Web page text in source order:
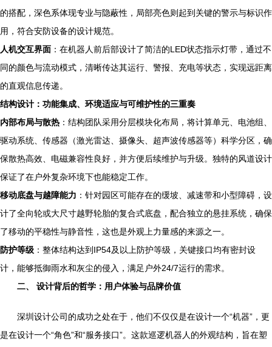
的搭配，深色系体现专业与隐蔽性，局部亮色则起到关键的警示与标识作
用，符合安防设备的设计规范。
人机交互界面 ：在机器人前后部设计了简洁的LED状态指示灯带，通过不
同的颜色与流动模式，清晰传达其运行、警报、充电等状态，实现远距离
的直观信息传递。
结构设计：功能集成、环境适应与可维护性的三重奏
内部布局与散热 ：结构团队采用分层模块化布局，将计算单元、电池组、
驱动系统、传感器（激光雷达、摄像头、超声波传感器等）科学分区，确
保散热高效、电磁兼容性良好，并方便后续维护与升级。独特的风道设计
保证了在户外复杂环境下也能稳定工作。
移动底盘与越障能力 ：针对园区可能存在的缓坡、减速带和小型障碍，设
计了全向轮或大尺寸越野轮胎的复合式底盘，配合独立的悬挂系统，确保
了移动的平稳性与静音性，这也是外观上力量感的来源之一。
防护等级 ：整体结构达到IP54及以上防护等级，关键接口均有密封设
计，能够抵御雨水和灰尘的侵入，满足户外24/7运行的需求。
二、 设计背后的哲学：用户体验与品牌价值
深圳设计公司的成功之处在于，他们不仅仅是在设计一个“机器”，更
是在设计一个“角色”和“服务接口”。这款巡逻机器人的外观结构，旨在塑